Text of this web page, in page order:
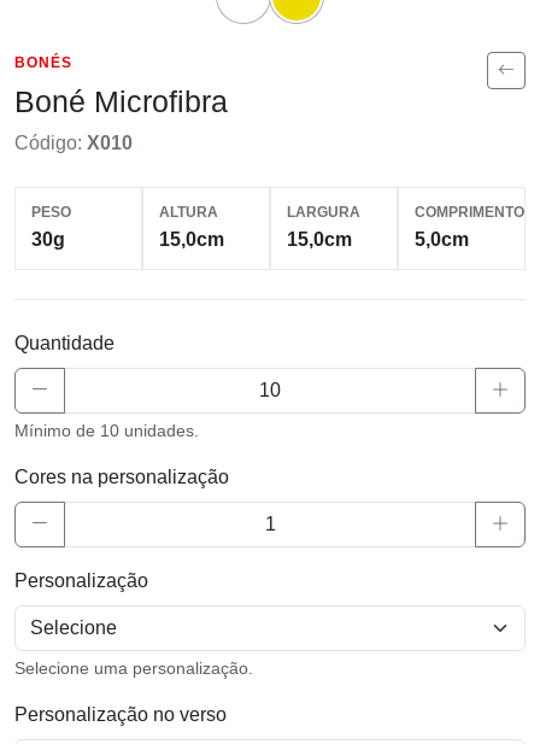
BONÉS
Boné Microfibra
Código: X010
PESO
30g
ALTURA
15,0cm
LARGURA
15,0cm
COMPRIMENTO
5,0cm
Quantidade
Mínimo de 10 unidades.
Cores na personalização
Personalização
Selecione uma personalização.
Personalização no verso